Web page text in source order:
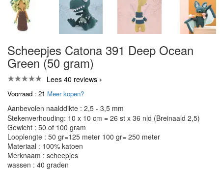
Scheepjes Catona 391 Deep Ocean
Green (50 gram)
Lees 40 reviews
Voorraad : 21 Meer kopen?
Aanbevolen naalddikte : 2,5 - 3,5 mm
Stekenverhouding: 10 x 10 cm = 26 st x 36 nld (Breinaald 2,5)
Gewicht : 50 of 100 gram
Looplengte : 50 gr=125 meter 100 gr= 250 meter
Materiaal : 100% katoen
Merknaam : scheepjes
wassen : 40 graden